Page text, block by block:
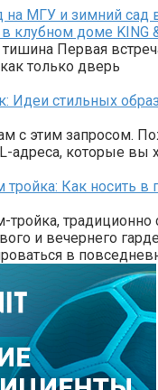
МГУ и зимний сад
клубном доме KING
Первая
только дверь
Идеи стильных
с этим запросом.
адреса, которые вы
Как носить в
традиционно
и вечернего
в